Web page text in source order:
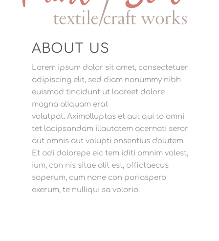
ABOUT US
Lorem ipsum dolor sit amet, consectetuer
adipiscing elit, sed diam nonummy nibh
euismod tincidunt ut laoreet dolore
magna aliquam erat
volutpat. Aximolluptas et aut qui to omni
tet lacipsandam illautatem acernati seror
aut omnis aut volupti onsentius dolutem.
Et odi dolorepe eic tem iditi omnim volest,
ium, con nis sitae alit est, offictaecus
saperum, cum none con poriaspero
exerum, te nulliqui sa volorio.